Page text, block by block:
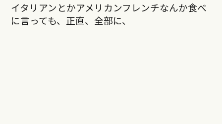
イタリアンとかアメリカンフレンチなんか食べ
に言っても、正直、全部に、